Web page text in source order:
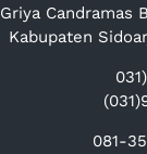
Griya Candramas
Kabupaten
081-